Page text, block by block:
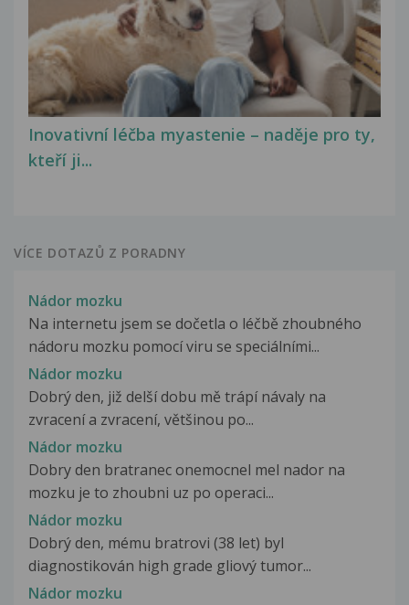
Inovativní léčba myastenie – naděje pro ty,
kteří ji...
VÍCE DOTAZŮ Z PORADNY
Nádor mozku
Na internetu jsem se dočetla o léčbě zhoubného
nádoru mozku pomocí viru se speciálními...
Nádor mozku
Dobrý den, již delší dobu mě trápí návaly na
zvracení a zvracení, většinou po...
Nádor mozku
Dobry den bratranec onemocnel mel nador na
mozku je to zhoubni uz po operaci...
Nádor mozku
Dobrý den, mému bratrovi (38 let) byl
diagnostikován high grade gliový tumor...
Nádor mozku